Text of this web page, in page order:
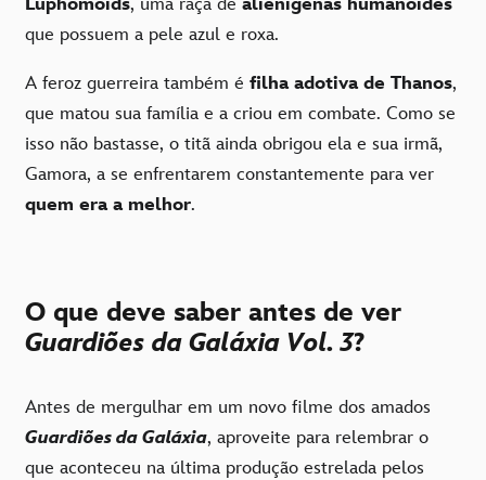
que possuem a pele azul e roxa.
A feroz guerreira também é filha adotiva de Thanos,
que matou sua família e a criou em combate. Como se
isso não bastasse, o titã ainda obrigou ela e sua irmã,
Gamora, a se enfrentarem constantemente para ver
quem era a melhor.
O que deve saber antes de ver
Guardiões da Galáxia Vol. 3?
Antes de mergulhar em um novo filme dos amados
Guardiões da Galáxia, aproveite para relembrar o
que aconteceu na última produção estrelada pelos